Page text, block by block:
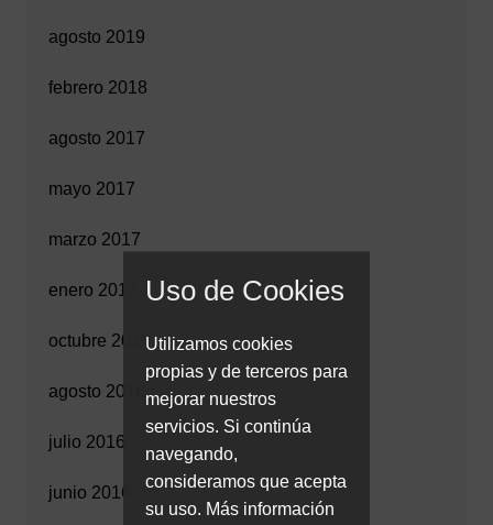
agosto 2019
febrero 2018
agosto 2017
mayo 2017
marzo 2017
enero 2017
octubre 2016
agosto 2016
julio 2016
junio 2016
Uso de Cookies
Utilizamos cookies
propias y de terceros para
mejorar nuestros
servicios. Si continúa
navegando,
consideramos que acepta
su uso. Más información